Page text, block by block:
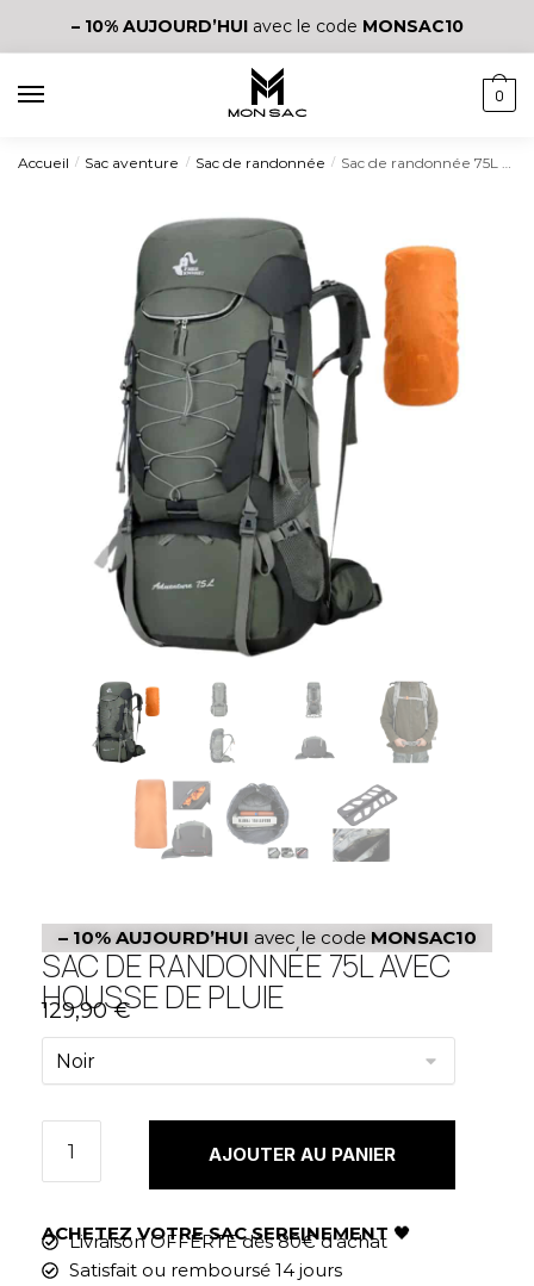
– 10% AUJOURD’HUIavec le code MONSAC10
0
Accueil / Sac aventure / Sac de randonnée / Sac de randonnée 75L avec housse de pluie
– 10% AUJOURD’HUI avec le code MONSAC10
SAC DE RANDONNÉE 75L AVEC
HOUSSE DE PLUIE
129,90€
AJOUTER AU PANIER
ACHETEZ VOTRE SAC SEREINEMENT 🖤
Livraison OFFERTE dès 80€ d'achat
Satisfait ou remboursé 14 jours